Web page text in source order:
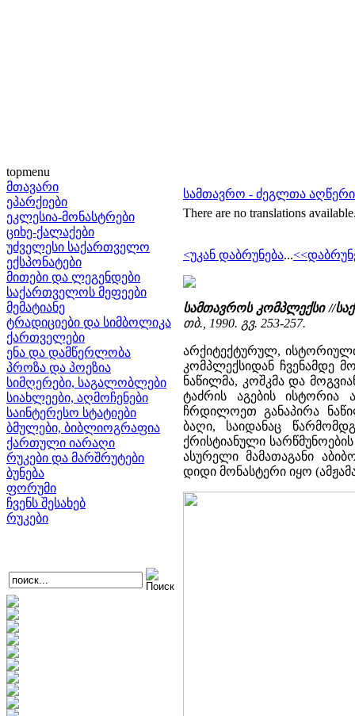
topmenu
მთავარი
ეპარქიები
ეკლესია-მონასტრები
ციხე-ქალაქები
უძველესი საქართველო
ექსპონატები
მითები და ლეგენდები
საქართველოს მეფეები
მემატიანე
ტრადიციები და სიმბოლიკა
ქართველები
ენა და დამწერლობა
პროზა და პოეზია
სიმღერები, საგალობლები
სიახლეები, აღმოჩენები
საინტერესო სტატიები
ბმულები, ბიბლიოგრაფია
ქართული იარაღი
რუკები და მარშრუტები
ბუნება
ფორუმი
ჩვენს შესახებ
რუკები
სამთავრო - ძეგლთა
There are no translations
<უკან დაბრუნება...
სამთავროს კომპლექსი //
თბ., 1990. გვ. 253-257.
არქიტექტურულ,
კომპლექსიდან ჩვენამდე
ნაწილმა, კოშკმა და
ტაძრის აგების ისტორია
ჩრდილოეთ განაპირა
ბაღი, საიდანაც
ქრისტიანული
ასურელი მამათაგანი
დიდი მონასტერი იყო